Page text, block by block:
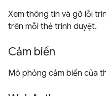
Xem thông tin và gỡ lỗi
trên mỗi thẻ trình duyệt.
Cảm biến
Mô phỏng cảm biến của